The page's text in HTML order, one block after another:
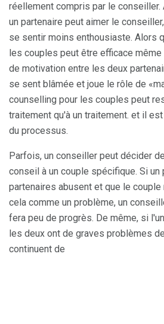
réellement compris par le conseiller.
un partenaire peut aimer le
se sentir moins enthousiaste. Alors
les couples peut être efficace
de motivation entre les deux
se sent blâmée et joue le rôle de
counselling pour les couples peut
traitement qu'à un traitement. et il
du processus.
Parfois, un conseiller peut décider
conseil à un couple spécifique. Si un
partenaires abusent et que le
cela comme un problème, un
fera peu de progrès. De même, si
les deux ont de graves problèmes
continuent de